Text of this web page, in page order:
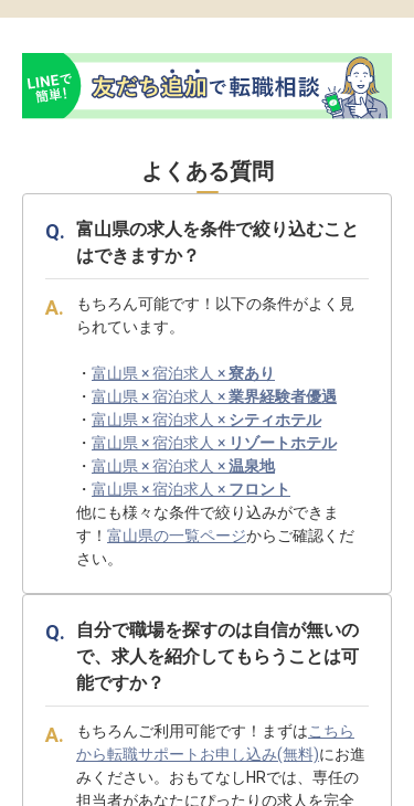
よくある質問
富山県の求人を条件で絞り込むこと
はできますか？
もちろん可能です！以下の条件がよく見
られています。
・ 富山県 × 宿泊求人 ×寮あり
・ 富山県 × 宿泊求人 ×業界経験者優遇
・ 富山県 × 宿泊求人 × シティホテル
・ 富山県 × 宿泊求人 × リゾートホテル
・ 富山県 × 宿泊求人 ×温泉地
・ 富山県 × 宿泊求人 × フロント
他にも様々な条件で絞り込みができま
す！ 富山県の一覧ページからご確認くだ
さい。
自分で職場を探すのは自信が無いの
で、求人を紹介してもらうことは可
能ですか？
もちろんご利用可能です！まずはこちら
から転職サポートお申し込み(無料)にお進
みください。おもてなしHRでは、専任の
担当者があなたにぴったりの求人を完全